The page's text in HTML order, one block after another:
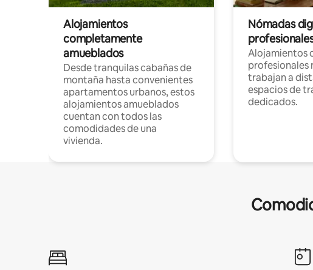
Alojamientos
completamente
amueblados
Desde tranquilas cabañas de
montaña hasta convenientes
apartamentos urbanos, estos
alojamientos amueblados
cuentan con todos las
comodidades de una
vivienda.
Nómadas
Alojamientos
profesionales
trabajan a
espacios de
dedicados.